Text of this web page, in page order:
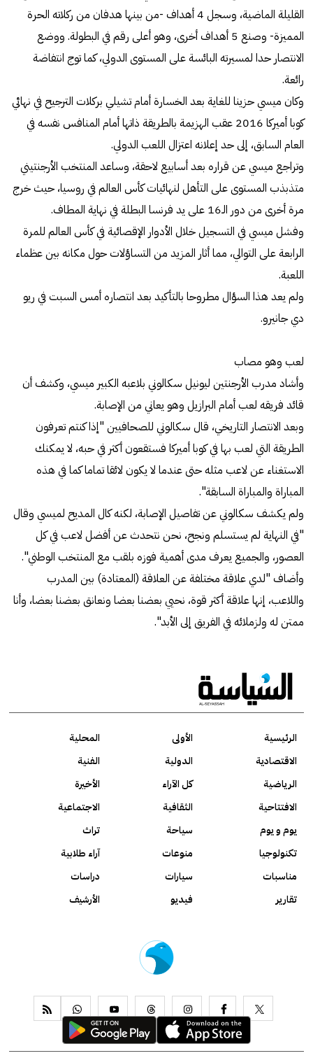
القليلة الماضية، وسجل 4 أهداف -من بينها هدفان من ركلاته الحرة
المميزة- وصنع 5 أهداف أخرى، وهو أعلى رقم في البطولة. ووضع
الانتصار حدا لمسيرته البائسة على المستوى الدولي، كما توج انتفاضة
رائعة.
وكان ميسي حزينا للغاية بعد الخسارة أمام تشيلي بركلات الترجيح في نهائي
كوبا أميركا 2016 عقب الهزيمة بالطريقة ذاتها أمام المنافس نفسه في
العام السابق، إلى حد إعلانه اعتزال اللعب الدولي.
وتراجع ميسي عن قراره بعد أسابيع لاحقة، وساعد المنتخب الأرجنتيني
متذبذب المستوى على التأهل لنهائيات كأس العالم في روسيا، حيث خرج
مرة أخرى من دور الـ16 على يد فرنسا البطلة في نهاية المطاف.
وفشل ميسي في التسجيل خلال الأدوار الإقصائية في كأس العالم للمرة
الرابعة على التوالي، مما أثار المزيد من التساؤلات حول مكانه بين عظماء
اللعبة.
ولم يعد هذا السؤال مطروحا بالتأكيد بعد انتصاره أمس السبت في ريو
دي جانيرو.
لعب وهو مصاب
وأشاد مدرب الأرجنتين ليونيل سكالوني بلاعبه الكبير ميسي، وكشف أن
قائد فريقه لعب أمام البرازيل وهو يعاني من الإصابة.
وبعد الانتصار التاريخي، قال سكالوني للصحافيين "إذا كنتم تعرفون
الطريقة التي لعب بها في كوبا أميركا فستقعون أكثر في حبه، لا يمكنك
الاستغناء عن لاعب مثله حتى عندما لا يكون لائقا تماما كما في هذه
المباراة والمباراة السابقة".
ولم يكشف سكالوني عن تفاصيل الإصابة، لكنه كال المديح لميسي وقال
"في النهاية لم يستسلم ونجح، نحن نتحدث عن أفضل لاعب في كل
العصور، والجميع يعرف مدى أهمية فوزه بلقب مع المنتخب الوطني".
وأضاف "لدي علاقة مختلفة عن العلاقة (المعتادة) بين المدرب
واللاعب، إنها علاقة أكثر قوة، نحيي بعضنا بعضا ونعانق بعضنا بعضا، وأنا
ممتن له ولزملائه في الفريق إلى الأبد".
الرئيسية الأولى
المحلية
الاقتصادية
الدولية
الفنية
الرياضية
كل الآراء
الأخيرة
الافتتاحية
الثقافية
الاجتماعية
يوم و يوم
سياحة
تراث
تكنولوجيا
منوعات
آراء طلابية
مناسبات
سيارات
دراسات
تقارير
فيديو الأرشيف